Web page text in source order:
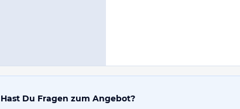
Hast Du Fragen zum Angebot?